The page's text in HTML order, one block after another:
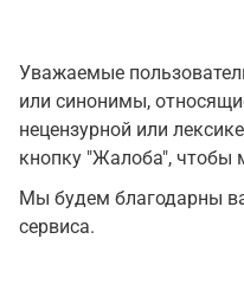
Уважаемые
или синонимы,
нецензурной или
кнопку "Жалоба", чтобы
Мы будем благодарны
сервиса.